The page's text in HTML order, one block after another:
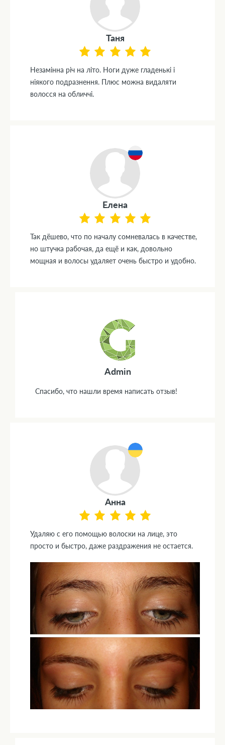
Таня
Незамінна річ на літо. Ноги дуже гладенькі і
ніякого подразнення. Плюс можна видаляти
волосся на обличчі.
Елена
Так дёшево, что по началу сомневалась в качестве,
но штучка рабочая, да ещё и как, довольно
мощная и волосы удаляет очень быстро и удобно.
Admin
Спасибо, что нашли время написать отзыв!
Анна
Удаляю с его помощью волоски на лице, это
просто и быстро, даже раздражения не остается.